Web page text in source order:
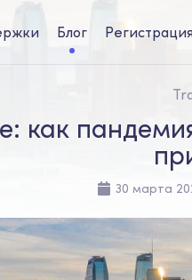
Блог
как
30 марта